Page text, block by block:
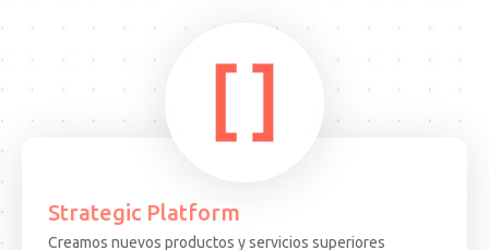
Strategic Platform
Creamos nuevos productos y servicios superiores
15.08.25